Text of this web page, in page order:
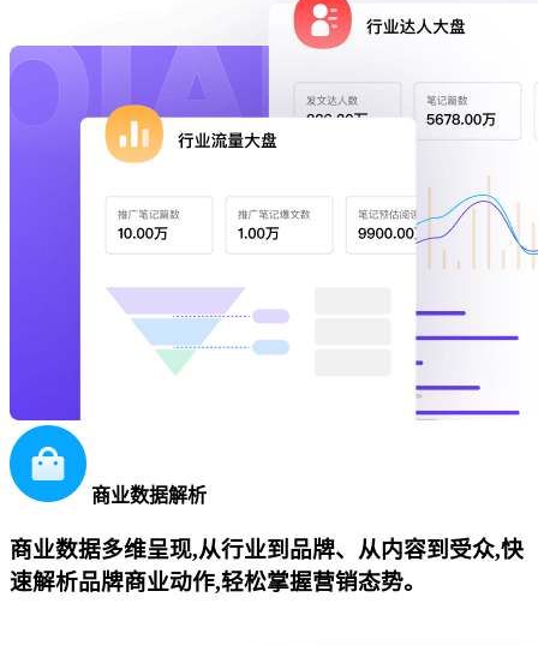
商业数据解析
商业数据多维呈现,从行业到品牌、从内容到受众,快
速解析品牌商业动作,轻松掌握营销态势。